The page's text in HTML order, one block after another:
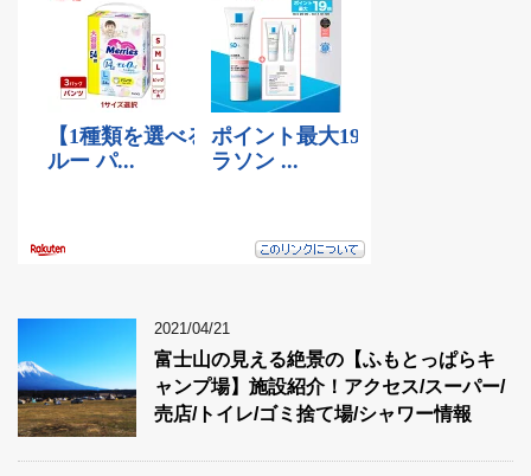
2021/04/21
富士山の見える絶景の【ふもとっぱらキ
ャンプ場】施設紹介！アクセス/スーパー/
売店/トイレ/ゴミ捨て場/シャワー情報